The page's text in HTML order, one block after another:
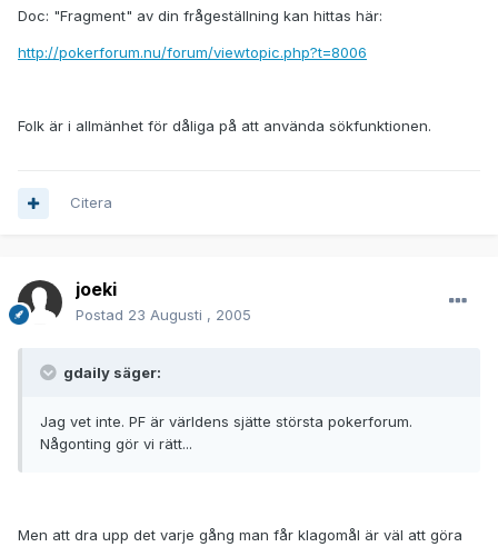
Doc: "Fragment" av din frågeställning kan hittas här:
http://pokerforum.nu/forum/viewtopic.php?t=8006
Folk är i allmänhet för dåliga på att använda sökfunktionen.
Citera
joeki
Postad 23 Augusti , 2005
gdaily säger:
Jag vet inte. PF är världens sjätte största pokerforum.
Någonting gör vi rätt...
Men att dra upp det varje gång man får klagomål är väl att göra